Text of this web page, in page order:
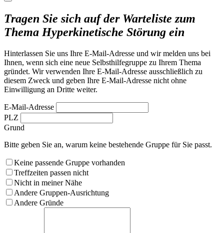
Tragen Sie sich auf der Warteliste zum
Thema Hyperkinetische Störung ein
Hinterlassen Sie uns Ihre E-Mail-Adresse und wir melden uns bei
Ihnen, wenn sich eine neue Selbsthilfegruppe zu Ihrem Thema
gründet. Wir verwenden Ihre E-Mail-Adresse ausschließlich zu
diesem Zweck und geben Ihre E-Mail-Adresse nicht ohne
Einwilligung an Dritte weiter.
E-Mail-Adresse
PLZ
Grund
Bitte geben Sie an, warum keine bestehende Gruppe für Sie passt.
Keine passende Gruppe vorhanden
Treffzeiten passen nicht
Nicht in meiner Nähe
Andere Gruppen-Ausrichtung
Andere Gründe